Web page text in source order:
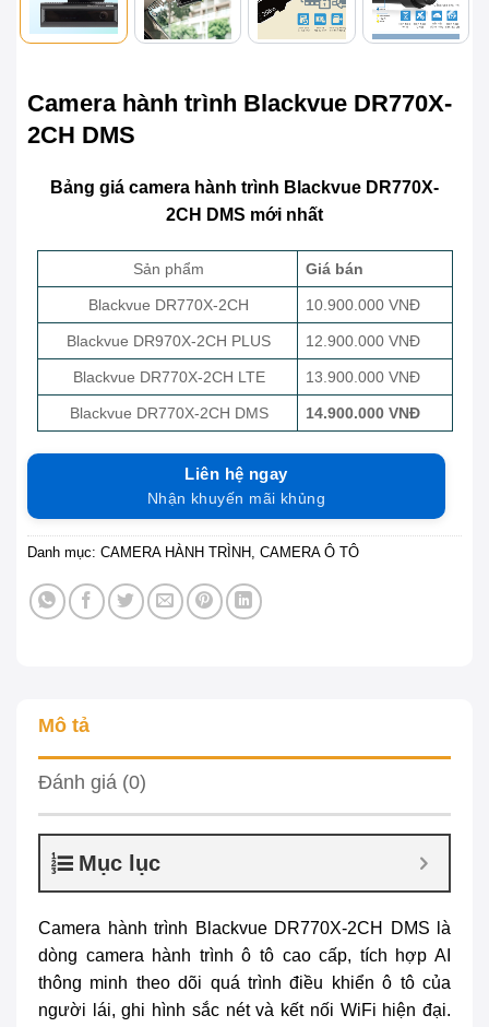
Camera hành trình Blackvue DR770X-
2CH DMS
Bảng giá camera hành trình Blackvue DR770X-
2CH DMS mới nhất
Sản phẩm Giá bán
Blackvue DR770X-2CH 10.900.000 VNĐ
Blackvue DR970X-2CH PLUS 12.900.000 VNĐ
Blackvue DR770X-2CH LTE 13.900.000 VNĐ
Blackvue DR770X-2CH DMS 14.900.000 VNĐ
Liên hệ ngay
Nhận khuyến mãi khủng
Danh mục: CAMERA HÀNH TRÌNH, CAMERA Ô TÔ
Mô tả
Đánh giá (0)
Mục lục
Camera hành trình Blackvue DR770X-2CH DMS là
dòng camera hành trình ô tô cao cấp, tích hợp AI
thông minh theo dõi quá trình điều khiển ô tô của
người lái, ghi hình sắc nét và kết nối WiFi hiện đại.